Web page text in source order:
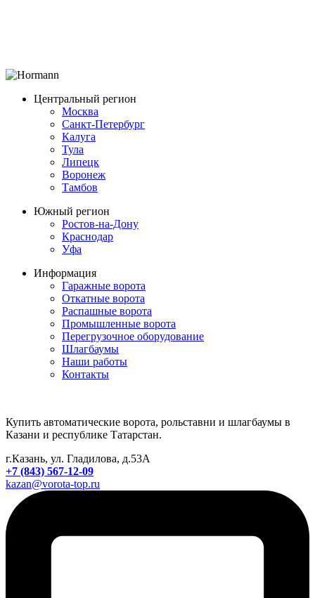
Центральный регион
Москва
Санкт-Петербург
Калуга
Тула
Липецк
Воронеж
Тамбов
Южный регион
Ростов-на-Дону
Краснодар
Уфа
Информация
Гаражные ворота
Откатные ворота
Распашные ворота
Промышленные ворота
Перегрузочное оборудование
Шлагбаумы
Наши работы
Контакты
Купить автоматические ворота, рольставни и шлагбаумы в
Казани и республике Татарстан.
г.Казань, ул. Гладилова, д.53А
+7 (843) 567-12-09
kazan@vorota-top.ru